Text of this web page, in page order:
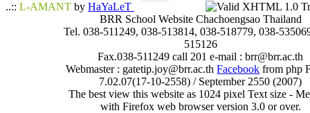
..:: L-AMANT by HaYaLeT
BRR School Website Chachoengsao Thailand
Tel. 038-511249, 038-513814, 038-518779, 038-
515126
Fax.038-511249 call 201 e-mail : brr@brr.ac.th
Webmaster : gatetip.joy@brr.ac.thFacebook from php
7.02.07(17-10-2558) / September 2550 (2007)
The best view this website as 1024 pixel Text size -
with Firefox web browser version 3.0 or over.